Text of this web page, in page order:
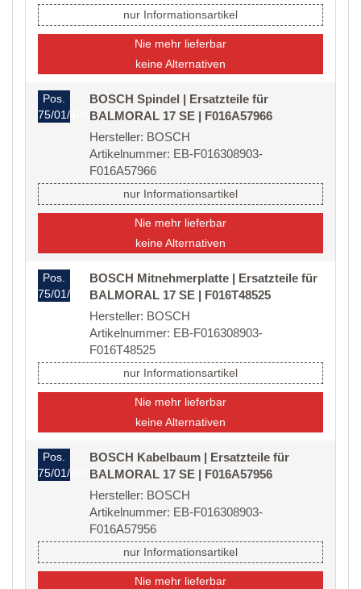
nur Informationsartikel
Nie mehr lieferbar
keine Alternativen
Pos.
75/01/40/02
BOSCH Spindel | Ersatzteile für
BALMORAL 17 SE | F016A57966
Hersteller: BOSCH
Artikelnummer: EB-F016308903-
F016A57966
nur Informationsartikel
Nie mehr lieferbar
keine Alternativen
Pos.
75/01/40/09
BOSCH Mitnehmerplatte | Ersatzteile für
BALMORAL 17 SE | F016T48525
Hersteller: BOSCH
Artikelnummer: EB-F016308903-
F016T48525
nur Informationsartikel
Nie mehr lieferbar
keine Alternativen
Pos.
75/01/40/17
BOSCH Kabelbaum | Ersatzteile für
BALMORAL 17 SE | F016A57956
Hersteller: BOSCH
Artikelnummer: EB-F016308903-
F016A57956
nur Informationsartikel
Nie mehr lieferbar